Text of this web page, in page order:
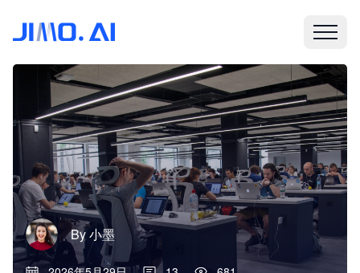
By小墨